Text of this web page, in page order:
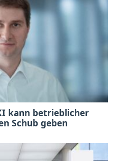
kann betrieblicher
Schub geben